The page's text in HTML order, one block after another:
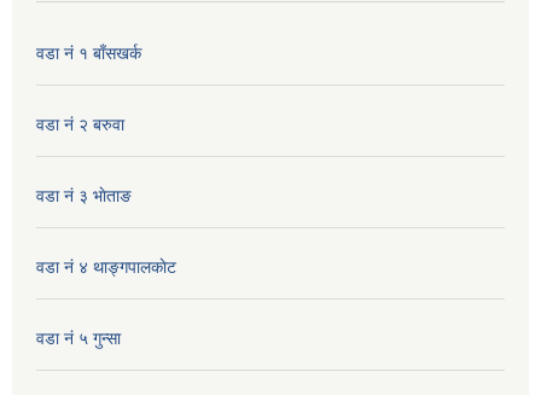
वडा नं १ बाँसखर्क
वडा नं २ बरुवा
वडा नं ३ भाेताङ
वडा नं ४ थाङ्गपालकाेट
वडा नं ५ गुन्सा